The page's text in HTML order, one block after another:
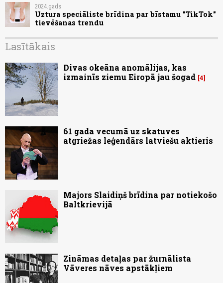
2024.gads
Uztura speciāliste brīdina par bīstamu "TikTok"
tievēšanas trendu
Lasītākais
Divas okeāna anomālijas, kas
izmainīs ziemu Eiropā jau šogad 4
61 gada vecumā uz skatuves
atgriežas leģendārs latviešu aktieris
Majors Slaidiņš brīdina par notiekošo
Baltkrievijā
Zināmas detaļas par žurnālista
Vāveres nāves apstākļiem